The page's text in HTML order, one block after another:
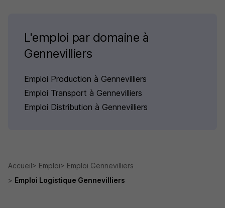
L'emploi par domaine à
Gennevilliers
Emploi Production à Gennevilliers
Emploi Transport à Gennevilliers
Emploi Distribution à Gennevilliers
Accueil Emploi
Emploi Gennevilliers
Emploi Logistique Gennevilliers